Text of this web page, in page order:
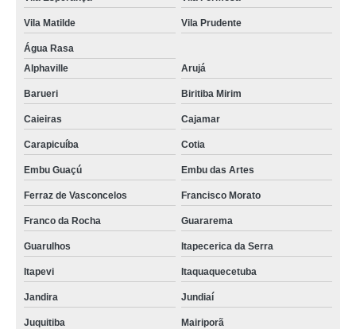
Vila Matilde Vila Prudente
Água Rasa
Alphaville
Arujá
Barueri Biritiba Mirim
Caieiras Cajamar
Carapicuíba Cotia
Embu Guaçú Embu das Artes
Ferraz de Vasconcelos Francisco Morato
Franco da Rocha Guararema
Guarulhos Itapecerica da Serra
Itapevi Itaquaquecetuba
Jandira Jundiaí
Juquitiba Mairiporã